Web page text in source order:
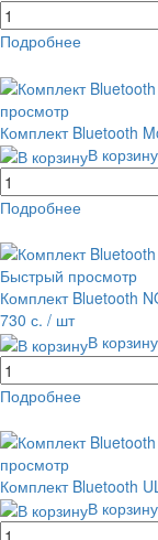
Подробнее
просмотр
Комплект Bluetooth
В корзину
Подробнее
Быстрый просмотр
Комплект Bluetooth
730 с. / шт
В корзину
Подробнее
просмотр
Комплект Bluetooth
В корзину